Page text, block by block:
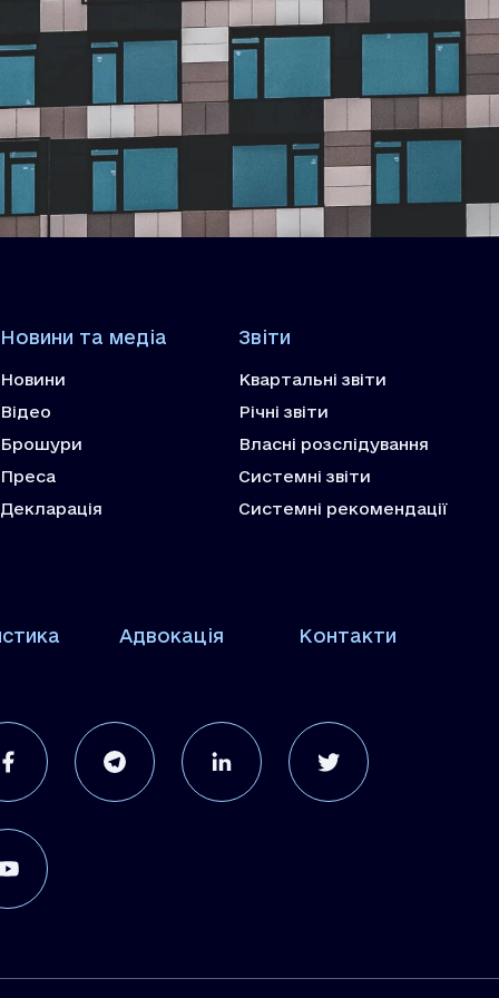
Новини та медіа
Новини
Відео
Брошури
Преса
Декларація
Звіти
Квартальні звіти
Річні звіти
Власні розслідування
Системні звіти
Системні рекомендації
Адвокація Контакти